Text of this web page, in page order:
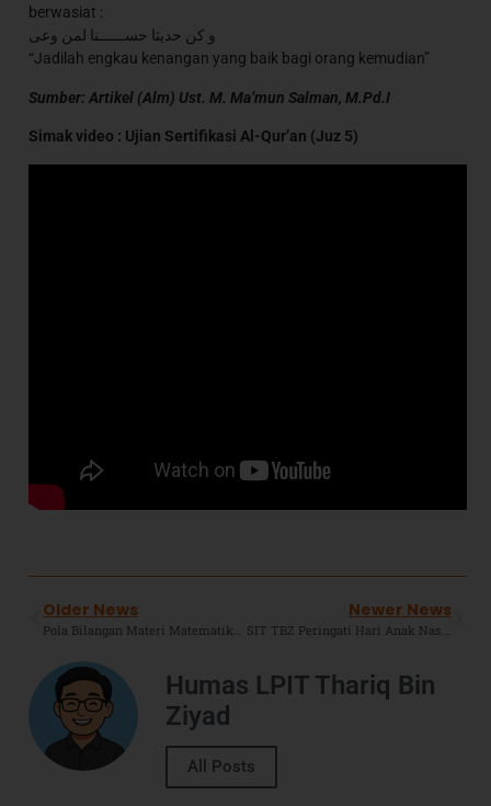
berwasiat :
و كن حديثا حســــــنا لمن وعى
“Jadilah engkau kenangan yang baik bagi orang kemudian”
Sumber: Artikel (Alm) Ust. M. Ma’mun Salman, M.Pd.I
Simak video : Ujian Sertifikasi Al-Qur’an (Juz 5)
Older News Newer News
Humas LPIT Thariq Bin
Ziyad
All Posts